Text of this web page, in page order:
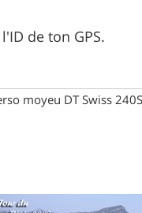
de ton GPS.
moyeu DT Swiss